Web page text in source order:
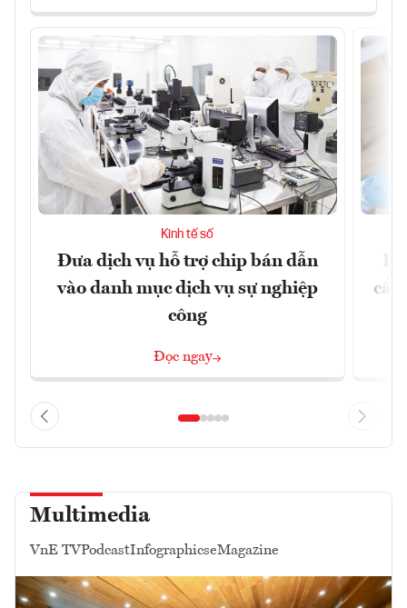
Kinh tế số
Đưa dịch vụ hỗ trợ chip bán dẫn
vào danh mục dịch vụ sự nghiệp
công
Đọc ngay
Multimedia
VnE TVPodcastInfographicseMagazine